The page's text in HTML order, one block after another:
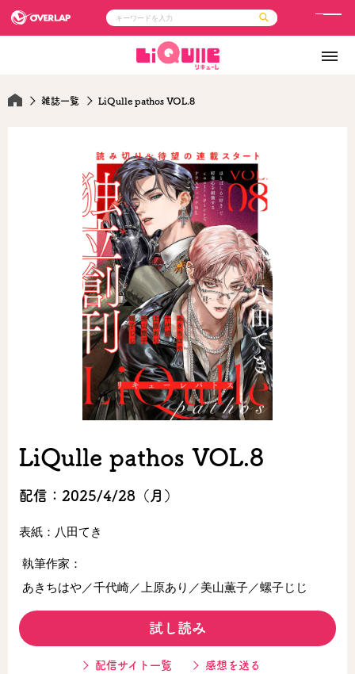
LiQulle
ラブパルフェ
ライトノベル
ロサージュノベルス
アクセス
オーバーラップホールディングス
お問い合わせはこちら
オーバーラップ文庫
オーバーラップノベルス
オーバーラップノベルスf
ロサージュノベルス
コミックガルド
リキューレ
メ
雑誌一覧 LiQulle pathos VOL.8
LiQulle pathos VOL.8
配信：2025/4/28（月）
表紙：八田てき
執筆作家：
あきちはや／千代崎／上原あり／美山薫子／螺子じじ
試し読み
配信サイト一覧 感想を送る